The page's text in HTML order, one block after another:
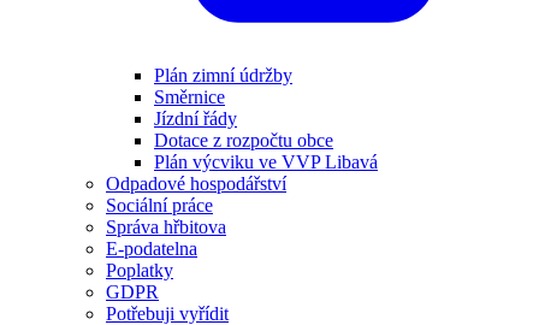
Plán zimní údržby
Směrnice
Jízdní řády
Dotace z rozpočtu obce
Plán výcviku ve VVP Libavá
Odpadové hospodářství
Sociální práce
Správa hřbitova
E-podatelna
Poplatky
GDPR
Potřebuji vyřídit